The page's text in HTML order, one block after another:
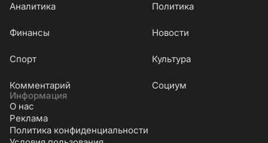
Аналитика Политика
Финансы Новости
Cпорт Культура
Комментарий
Социум
Информация
О нас
Реклама
Политика конфиденциальности